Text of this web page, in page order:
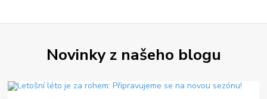
Novinky z našeho blogu